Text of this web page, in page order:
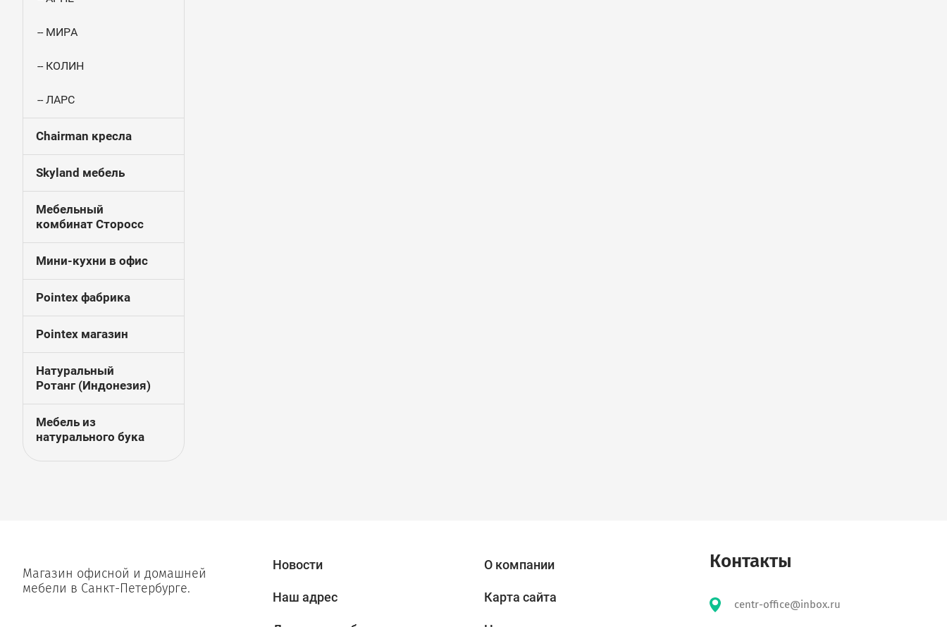
-- МИРА
-- КОЛИН
-- ЛАРС
Chairman кресла
Skyland мебель
Мебельный
комбинат Сторосс
Мини-кухни в офис
Pointex фабрика
Pointex магазин
Натуральный
Ротанг (Индонезия)
Мебель из
натурального бука
Магазин офисной и домашней
мебели в Санкт-Петербурге.
Новости О компании
Наш адрес Карта сайта
Контакты
centr-office@inbox.ru